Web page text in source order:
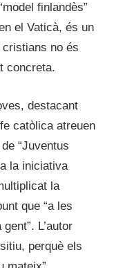
finlandès”
el Vaticà, és un
no és
concreta.
destacant
catòlica atreuen
“Juventus
la iniciativa
la
que “a les
L’autor
perquè els